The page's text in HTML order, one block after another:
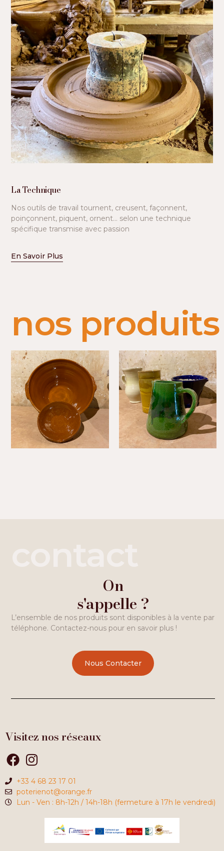
La Technique
Nos outils de travail tournent, creusent, façonnent,
poinçonnent, piquent, ornent... selon une technique
spécifique transmise avec passion
En Savoir Plus
nos produits
On
s'appelle ?
L’ensemble de nos produits sont disponibles à la vente par
téléphone. Contactez-nous pour en savoir plus !
Nous Contacter
Visitez nos réseaux
+33 4 68 23 17 01
poterienot@orange.fr
Lun - Ven : 8h-12h / 14h-18h (fermeture à 17h le vendredi)